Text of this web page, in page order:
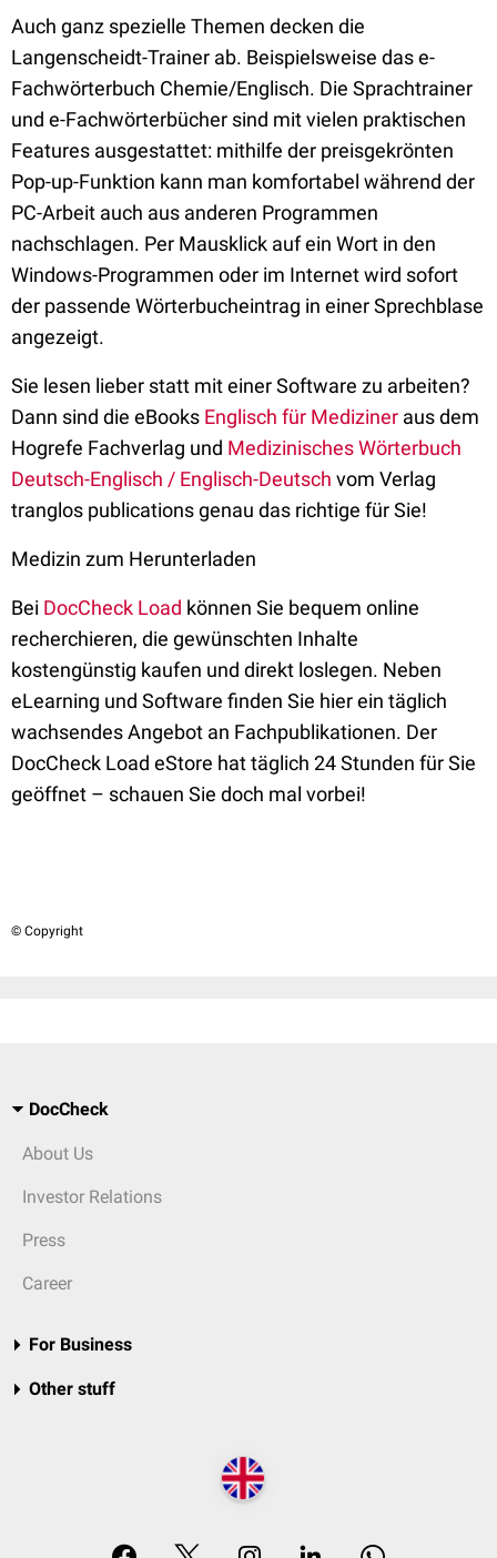
Auch ganz spezielle Themen decken die
Langenscheidt-Trainer ab. Beispielsweise das e-
Fachwörterbuch Chemie/Englisch. Die Sprachtrainer
und e-Fachwörterbücher sind mit vielen praktischen
Features ausgestattet: mithilfe der preisgekrönten
Pop-up-Funktion kann man komfortabel während der
PC-Arbeit auch aus anderen Programmen
nachschlagen. Per Mausklick auf ein Wort in den
Windows-Programmen oder im Internet wird sofort
der passende Wörterbucheintrag in einer Sprechblase
angezeigt.
Sie lesen lieber statt mit einer Software zu arbeiten?
Dann sind die eBooks Englisch für Mediziner aus dem
Hogrefe Fachverlag und Medizinisches Wörterbuch
Deutsch-Englisch / Englisch-Deutsch vom Verlag
tranglos publications genau das richtige für Sie!
Medizin zum Herunterladen
Bei DocCheck Load können Sie bequem online
recherchieren, die gewünschten Inhalte
kostengünstig kaufen und direkt loslegen. Neben
eLearning und Software finden Sie hier ein täglich
wachsendes Angebot an Fachpublikationen. Der
DocCheck Load eStore hat täglich 24 Stunden für Sie
geöffnet – schauen Sie doch mal vorbei!
© Copyright
DocCheck
About Us
Investor Relations
Press
Career
For Business
Other stuff